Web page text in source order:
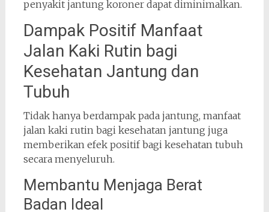
penyakit jantung koroner dapat diminimalkan.
Dampak Positif Manfaat
Jalan Kaki Rutin bagi
Kesehatan Jantung dan
Tubuh
Tidak hanya berdampak pada jantung, manfaat
jalan kaki rutin bagi kesehatan jantung juga
memberikan efek positif bagi kesehatan tubuh
secara menyeluruh.
Membantu Menjaga Berat
Badan Ideal